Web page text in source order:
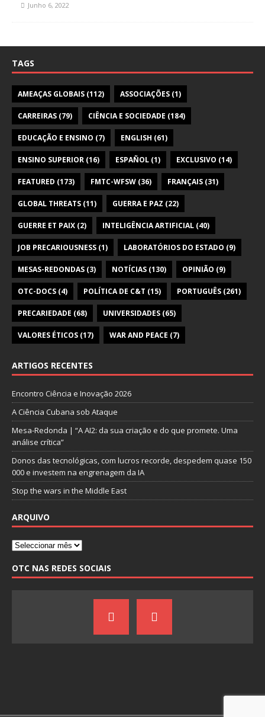
Junho 6, 2022
TAGS
AMEAÇAS GLOBAIS (112) ASSOCIAÇÕES (1)
CARREIRAS (79) CIÊNCIA E SOCIEDADE (184)
EDUCAÇÃO E ENSINO (7) ENGLISH (61)
ENSINO SUPERIOR (16) ESPAÑOL (1) EXCLUSIVO (14)
FEATURED (173) FMTC-WFSW (36) FRANÇAIS (31)
GLOBAL THREATS (11) GUERRA E PAZ (22)
GUERRE ET PAIX (2) INTELIGÊNCIA ARTIFICIAL (40)
JOB PRECARIOUSNESS (1) LABORATÓRIOS DO ESTADO (9)
MESAS-REDONDAS (3) NOTÍCIAS (130) OPINIÃO (9)
OTC-DOCS (4) POLÍTICA DE C&T (15) PORTUGUÊS (261)
PRECARIEDADE (68) UNIVERSIDADES (65)
VALORES ÉTICOS (17) WAR AND PEACE (7)
ARTIGOS RECENTES
Encontro Ciência e Inovação 2026
A Ciência Cubana sob Ataque
Mesa-Redonda | “A AI2: da sua criação e do que promete. Uma
análise crítica”
Donos das tecnológicas, com lucros recorde, despedem quase 150
000 e investem na engrenagem da IA
Stop the wars in the Middle East
ARQUIVO
OTC NAS REDES SOCIAIS